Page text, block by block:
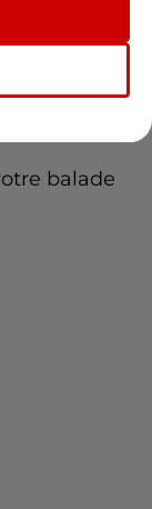
à
!
balade